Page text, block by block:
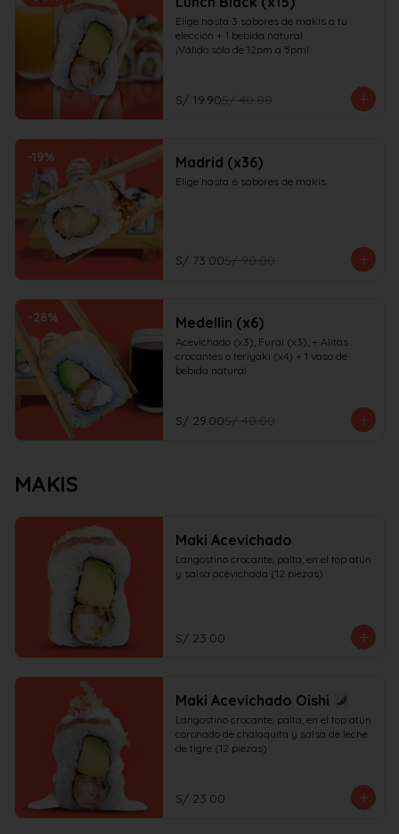
Elige hasta 3 sabores de makis a tu
elección + 1 bebida natural
¡Válido sólo de 12pm a 5pm!
S/ 19.90S/ 40.00
-19% Madrid (x36)
Elige hasta 6 sabores de makis
S/ 73.00S/ 90.00
-28% Medellin (x6)
Acevichado (x3), Furai (x3), + Alitas
crocantes o teriyaki (x4) + 1 vaso de
bebida natural
S/ 29.00S/ 40.00
MAKIS
Maki Acevichado
Langostino crocante, palta, en el top atún
y salsa acevichada (12 piezas)
S/ 23.00
Maki Acevichado Oishi
Langostino crocante, palta, en el top atún
coronado de chalaquita y salsa de leche
de tigre (12 piezas)
S/ 23.00